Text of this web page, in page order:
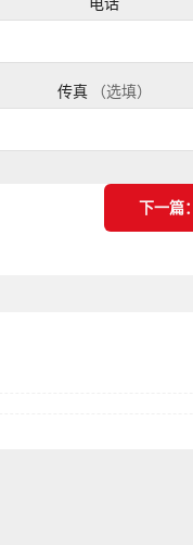
传真 （选填）
下一篇